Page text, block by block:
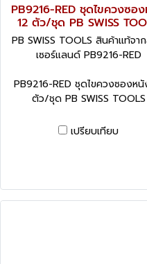
PB9216-RED ชุดไขควงซอ
12 ตัว/ชุด PB SWISS
PB SWISS TOOLS สินค้าแท้จา
เซอร์แลนด์ PB9216-RED
PB9216-RED ชุดไขควงซองหนั
ตัว/ชุด PB SWISS TOOLS
เปรียบเทียบ